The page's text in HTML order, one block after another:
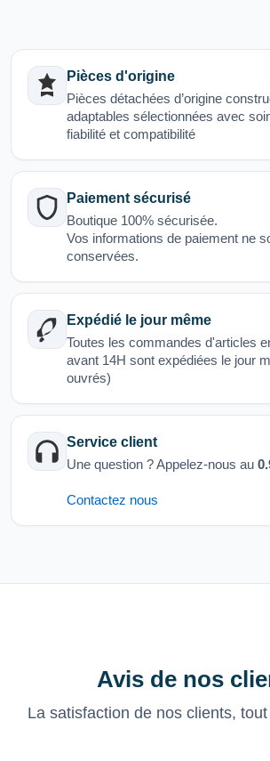
Pièces d'origine
Pièces détachées d’origine
adaptables sélectionnées avec
fiabilité et compatibilité
Paiement sécurisé
Boutique 100% sécurisée.
Vos informations de paiement ne
conservées.
Expédié le jour même
Toutes les commandes d'articles
avant 14H sont expédiées le jour
ouvrés)
Service client
Une question ? Appelez-nous au
Contactez nous
Avis de nos
La satisfaction de nos clients, tout